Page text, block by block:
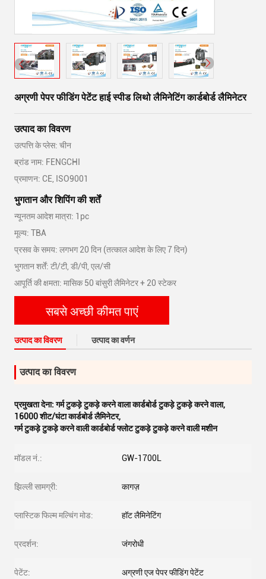
अग्रणी पेपर फीडिंग पेटेंट हाई स्पीड लिथो लैमिनेटिंग कार्डबोर्ड लैमिनेटर
उत्पाद का विवरण
उत्पत्ति के प्लेस: चीन
ब्रांड नाम: FENGCHI
प्रमाणन: CE, ISO9001
भुगतान और शिपिंग की शर्तें
न्यूनतम आदेश मात्रा: 1pc
मूल्य: TBA
प्रसव के समय: लगभग 20 दिन (तत्काल आदेश के लिए 7 दिन)
भुगतान शर्तें: टी/टी, डी/पी, एल/सी
आपूर्ति की क्षमता: मासिक 50 बांसुरी लैमिनेटर + 20 स्टेकर
सबसे अच्छी कीमत पाएं
उत्पाद का विवरण उत्पाद का वर्णन
उत्पाद का विवरण
प्रमुखता देना:गर्म टुकड़े टुकड़े करने वाला कार्डबोर्ड टुकड़े टुकड़े करने वाला,
16000 शीट/घंटा कार्डबोर्ड लैमिनेटर,
गर्म टुकड़े टुकड़े करने वाली कार्डबोर्ड फ्लोट टुकड़े टुकड़े करने वाली मशीन
मॉडल नं.: GW-1700L
झिल्ली सामग्री: कागज़
प्लास्टिक फिल्म मल्चिंग मोड: हॉट लैमिनेटिंग
प्रदर्शन: जंगरोधी
पेटेंट: अग्रणी एज पेपर फीडिंग पेटेंट